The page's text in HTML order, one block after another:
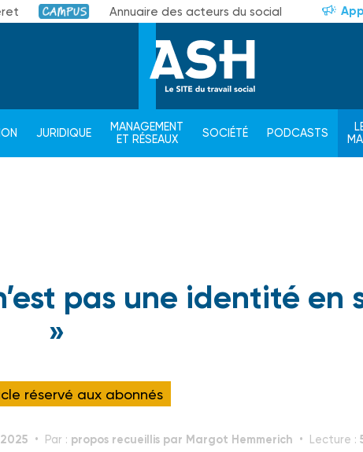
Campus Annuaire des acteurs du social
JURIDIQUE
MANAGEMENT
ET RÉSEAUX
SOCIÉTÉ PODCASTS
pas une identité en
»
réservé aux abonnés
Par : propos recueillis par Margot Hemmerich Lecture :